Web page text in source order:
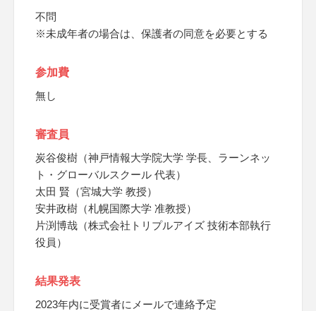
不問
※未成年者の場合は、保護者の同意を必要とする
参加費
無し
審査員
炭谷俊樹（神戸情報大学院大学 学長、ラーンネッ
ト・グローバルスクール 代表）
太田 賢（宮城大学 教授）
安井政樹（札幌国際大学 准教授）
片渕博哉（株式会社トリプルアイズ 技術本部執行
役員）
結果発表
2023年内に受賞者にメールで連絡予定